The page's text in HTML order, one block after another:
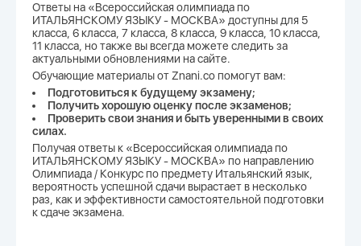
Ответы на «Всероссийская олимпиада по
ИТАЛЬЯНСКОМУ ЯЗЫКУ - МОСКВА» доступны для 5
класса, 6 класса, 7 класса, 8 класса, 9 класса, 10 класса,
11 класса, но также вы всегда можете следить за
актуальными обновлениями на сайте.
Обучающие материалы от Znani.co помогут вам:
Подготовиться к будущему экзамену;
Получить хорошую оценку после экзаменов;
Проверить свои знания и быть уверенными в своих
силах.
Получая ответы к «Всероссийская олимпиада по
ИТАЛЬЯНСКОМУ ЯЗЫКУ - МОСКВА» по направлению
Олимпиада / Конкурс по предмету Итальянский язык,
вероятность успешной сдачи вырастает в несколько
раз, как и эффективности самостоятельной подготовки
к сдаче экзамена.